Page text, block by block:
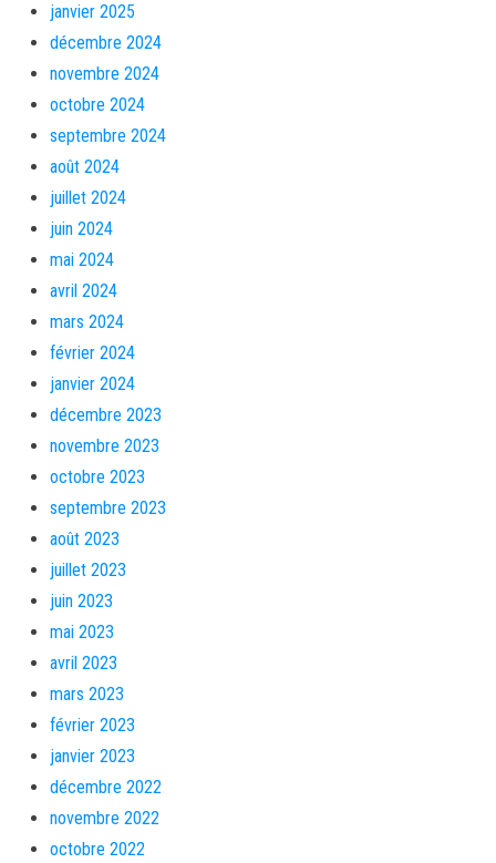
janvier 2025
décembre 2024
novembre 2024
octobre 2024
septembre 2024
août 2024
juillet 2024
juin 2024
mai 2024
avril 2024
mars 2024
février 2024
janvier 2024
décembre 2023
novembre 2023
octobre 2023
septembre 2023
août 2023
juillet 2023
juin 2023
mai 2023
avril 2023
mars 2023
février 2023
janvier 2023
décembre 2022
novembre 2022
octobre 2022